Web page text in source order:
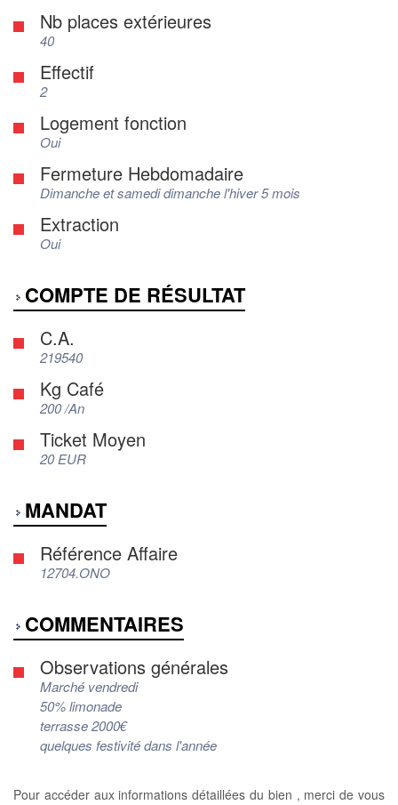
Nb places extérieures
40
Effectif
2
Logement fonction
Oui
Fermeture Hebdomadaire
Dimanche et samedi dimanche l'hiver 5 mois
Extraction
Oui
COMPTE DE RÉSULTAT
C.A.
219540
Kg Café
200 /An
Ticket Moyen
20 EUR
MANDAT
Référence Affaire
12704.ONO
COMMENTAIRES
Observations générales
Marché vendredi
50% limonade
terrasse 2000€
quelques festivité dans l'année
Pour accéder aux informations détaillées du bien , merci de vous